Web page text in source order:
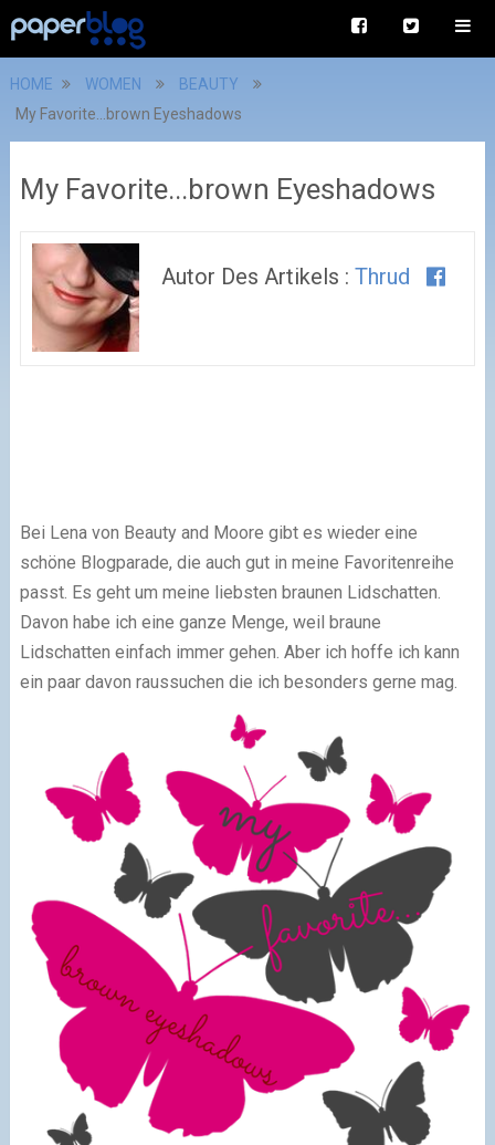
HOME WOMEN
BEAUTY
My Favorite...brown Eyeshadows
My Favorite...brown Eyeshadows
Autor Des Artikels :Thrud
Bei Lena von Beauty and Moore gibt es wieder eine
schöne Blogparade, die auch gut in meine Favoritenreihe
passt. Es geht um meine liebsten braunen Lidschatten.
Davon habe ich eine ganze Menge, weil braune
Lidschatten einfach immer gehen. Aber ich hoffe ich kann
ein paar davon raussuchen die ich besonders gerne mag.